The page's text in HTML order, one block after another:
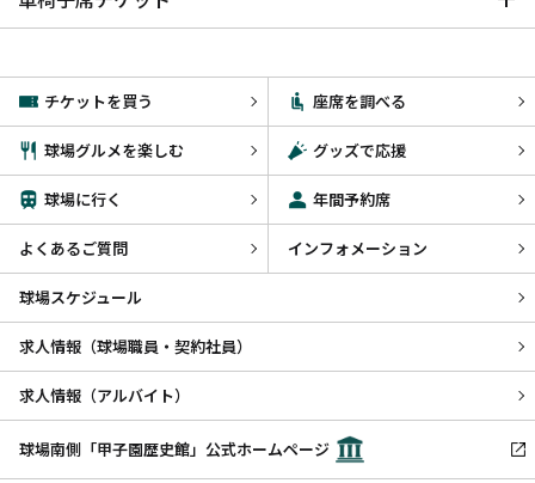
チケットを買う 座席を調べる
球場グルメを楽しむ グッズで応援
球場に行く 年間予約席
よくあるご質問 インフォメーション
球場スケジュール
求人情報（球場職員・契約社員）
求人情報（アルバイト）
球場南側「甲子園歴史館」公式ホームページ